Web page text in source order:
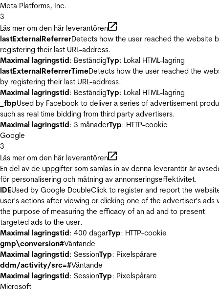
Meta Platforms, Inc.
3
Läs mer om den här leverantören
lastExternalReferrerDetects how the user reached the website
registering their last URL-address.
Maximal lagringstid: BeständigTyp: Lokal HTML-lagring
lastExternalReferrerTimeDetects how the user reached the
by registering their last URL-address.
Maximal lagringstid: BeständigTyp: Lokal HTML-lagring
_fbpUsed by Facebook to deliver a series of advertisement
such as real time bidding from third party advertisers.
Maximal lagringstid: 3 månaderTyp: HTTP-cookie
Google
3
Läs mer om den här leverantören
En del av de uppgifter som samlas in av denna leverantör är
för personalisering och mätning av annonseringseffektivitet.
IDEUsed by Google DoubleClick to register and report the
user's actions after viewing or clicking one of the advertiser's ads
the purpose of measuring the efficacy of an ad and to present
targeted ads to the user.
Maximal lagringstid: 400 dagarTyp: HTTP-cookie
gmp\conversion#Väntande
Maximal lagringstid: SessionTyp: Pixelspårare
ddm/activity/src=#Väntande
Maximal lagringstid: SessionTyp: Pixelspårare
Microsoft